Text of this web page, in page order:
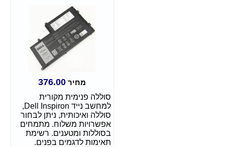
מחיר 376.00
סוללה פנימית מקורית
למחשב נייד Dell Inspiron,
סוללה ואיכותית, ניתן לבחור
אפשרויות משלוח. מתמחים
בסוללות ומטענים. רשימת
תאימות לדגמים בפנים.